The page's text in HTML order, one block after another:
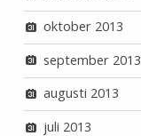
oktober 2013
september 2013
augusti 2013
juli 2013